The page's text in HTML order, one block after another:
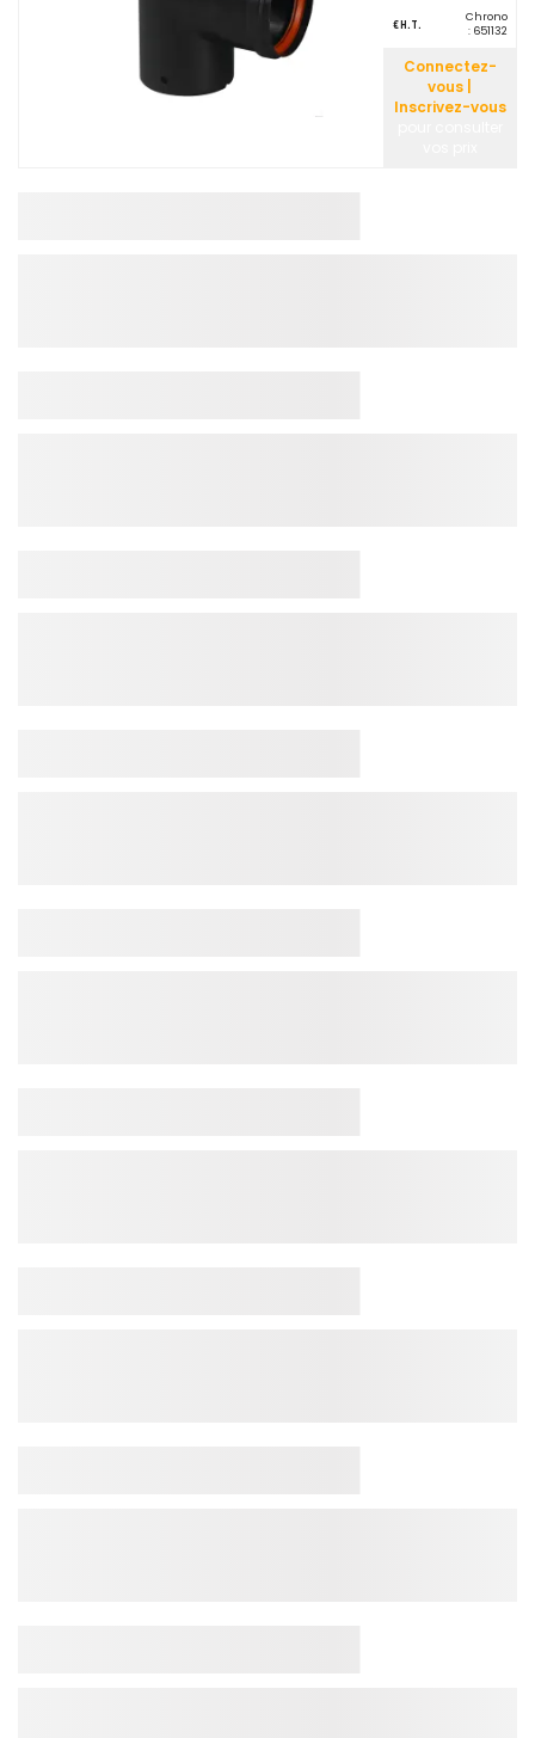
€ H.T.
Chrono
: 651132
Connectez-
vous |
Inscrivez-vous